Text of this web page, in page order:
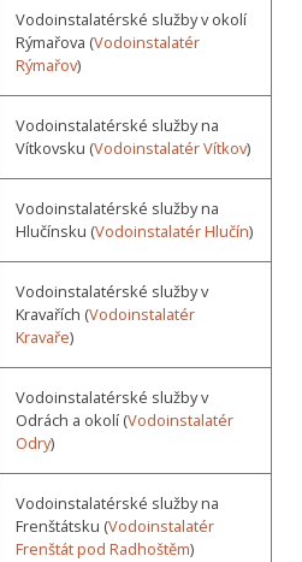
Vodoinstalatérské služby v okolí
Rýmařova (Vodoinstalatér
Rýmařov)
Vodoinstalatérské služby na
Vítkovsku (Vodoinstalatér Vítkov)
Vodoinstalatérské služby na
Hlučínsku (Vodoinstalatér Hlučín)
Vodoinstalatérské služby v
Kravařích (Vodoinstalatér
Kravaře)
Vodoinstalatérské služby v
Odrách a okolí (Vodoinstalatér
Odry)
Vodoinstalatérské služby na
Frenštátsku (Vodoinstalatér
Frenštát pod Radhoštěm)